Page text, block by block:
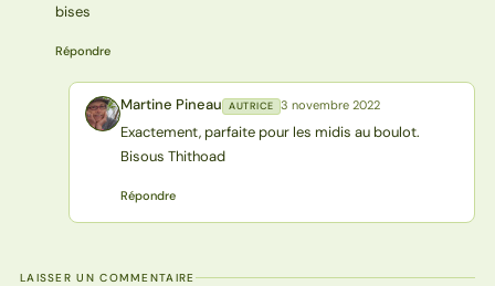
bises
Répondre
MP Martine Pineau AUTRICE 3 novembre 2022
Exactement, parfaite pour les midis au boulot.
Bisous Thithoad
Répondre
LAISSER UN COMMENTAIRE